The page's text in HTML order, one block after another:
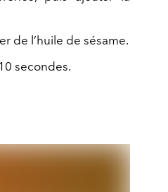
de l’huile de sésame.
secondes.